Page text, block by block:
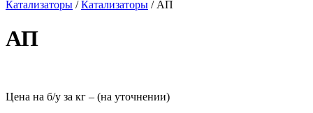
Катализаторы / Катализаторы / АП
АП
Цена на б/у за кг – (на уточнении)